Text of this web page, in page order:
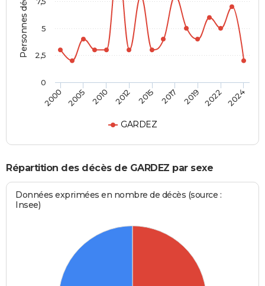
GARDEZ
2000 2005 2010 2012 2015 2017 2019 2022 2024
0
2,5
5
Répartition des décès de GARDEZ par sexe
Données exprimées en nombre de décès (source :
Insee)